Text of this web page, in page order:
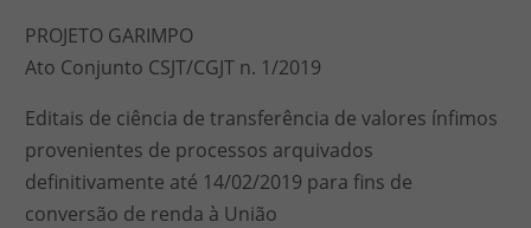
PROJETO GARIMPO
Ato Conjunto CSJT/CGJT n. 1/2019
Editais de ciência de transferência de valores ínfimos
provenientes de processos arquivados
definitivamente até 14/02/2019 para fins de
conversão de renda à União